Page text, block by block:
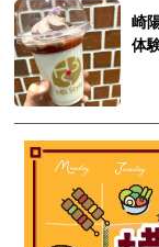
崎
体